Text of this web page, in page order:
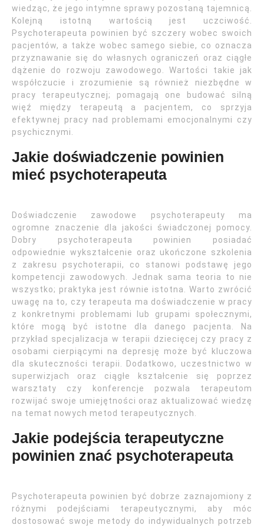
wiedząc, że jego intymne sprawy pozostaną tajemnicą.
Kolejną istotną wartością jest uczciwość.
Psychoterapeuta powinien być szczery wobec swoich
pacjentów, a także wobec samego siebie, co oznacza
przyznawanie się do własnych ograniczeń oraz ciągłe
dążenie do rozwoju zawodowego. Wartości takie jak
współczucie i zrozumienie są również niezbędne w
pracy terapeutycznej; pomagają one budować silną
więź między terapeutą a pacjentem, co sprzyja
efektywnej pracy nad problemami emocjonalnymi czy
psychicznymi.
Jakie doświadczenie powinien
mieć psychoterapeuta
Doświadczenie zawodowe psychoterapeuty ma
ogromne znaczenie dla jakości świadczonej pomocy.
Dobry psychoterapeuta powinien posiadać
odpowiednie wykształcenie oraz ukończone szkolenia
z zakresu psychoterapii, co stanowi podstawę jego
kompetencji zawodowych. Jednak sama teoria to nie
wszystko; praktyka jest równie istotna. Warto zwrócić
uwagę na to, czy terapeuta ma doświadczenie w pracy
z konkretnymi problemami lub grupami społecznymi,
które mogą być istotne dla danego pacjenta. Na
przykład specjalizacja w terapii dziecięcej czy pracy z
osobami cierpiącymi na depresję może być kluczowa
dla skuteczności terapii. Dodatkowo, uczestnictwo w
superwizjach oraz ciągłe kształcenie się poprzez
warsztaty czy konferencje pozwala terapeutom
rozwijać swoje umiejętności oraz aktualizować wiedzę
na temat nowych metod terapeutycznych.
Jakie podejścia terapeutyczne
powinien znać psychoterapeuta
Psychoterapeuta powinien być dobrze zaznajomiony z
różnymi podejściami terapeutycznymi, aby móc
dostosować swoje metody do indywidualnych potrzeb